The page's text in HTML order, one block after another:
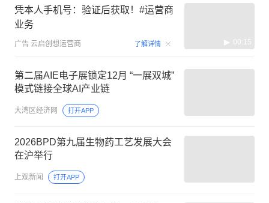
凭本人手机号：验证后获取！#运营商
业务
广告 云启创想运营商 了解详情 00:15
第二届AIE电子展锁定12月 “一展双城”
模式链接全球AI产业链
大湾区经济网 打开APP
2026BPD第九届生物药工艺发展大会
在沪举行
上观新闻 打开APP